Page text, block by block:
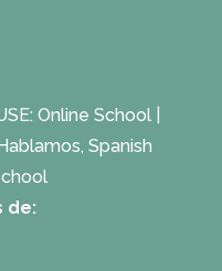
Online School
Spanish
de: